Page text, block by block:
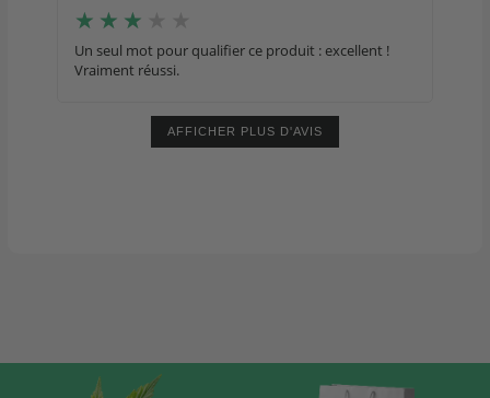
Un seul mot pour qualifier ce produit : excellent !
Vraiment réussi.
AFFICHER PLUS D'AVIS